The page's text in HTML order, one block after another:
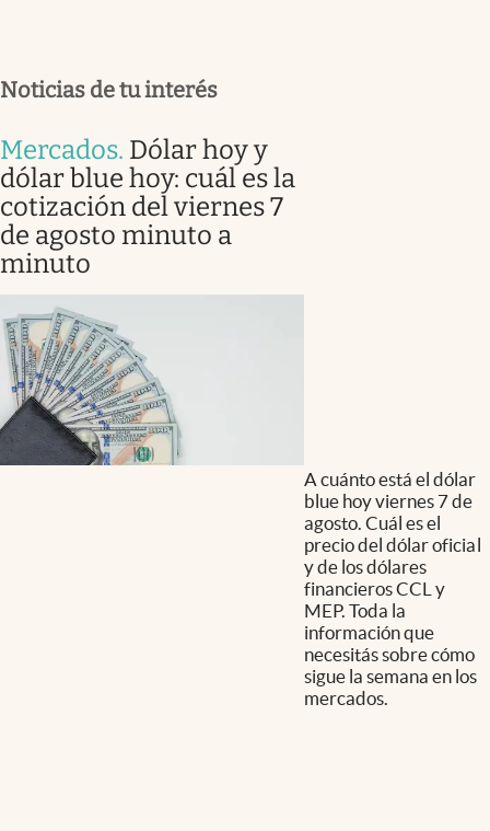
Noticias de tu interés
Mercados. Dólar hoy y
dólar blue hoy: cuál es la
cotización del viernes 7
de agosto minuto a
minuto
A cuánto está el dólar
blue hoy viernes 7 de
agosto. Cuál es el
precio del dólar oficial
y de los dólares
financieros CCL y
MEP. Toda la
información que
necesitás sobre cómo
sigue la semana en los
mercados.